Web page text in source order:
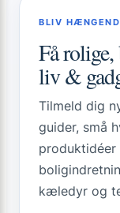
BLIV
Få
liv &
Tilmeld dig
guider, små
kæledyr og